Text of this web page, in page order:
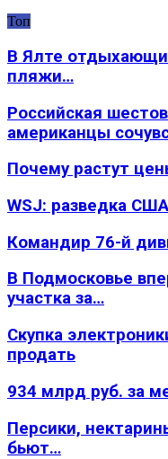
Топ
В Ялте
пляжи…
Российская
американцы
Почему растут
WSJ: разведка
Командир 76-й
В Подмосковье
участка за…
Скупка
продать
934 млрд руб. за
Персики,
бьют…